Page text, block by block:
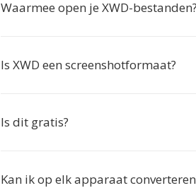
Waarmee open je XWD-bestanden?
Is XWD een screenshotformaat?
Is dit gratis?
Kan ik op elk apparaat